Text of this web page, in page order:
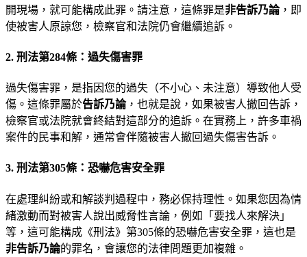
開現場，就可能構成此罪。請注意，這條罪是非告訴乃論，即
使被害人原諒您，檢察官和法院仍會繼續追訴。
2. 刑法第284條：過失傷害罪
過失傷害罪，是指因您的過失（不小心、未注意）導致他人受
傷。這條罪屬於告訴乃論，也就是說，如果被害人撤回告訴，
檢察官或法院就會終結對這部分的追訴。在實務上，許多車禍
案件的民事和解，通常會伴隨被害人撤回過失傷害告訴。
3. 刑法第305條：恐嚇危害安全罪
在處理糾紛或和解談判過程中，務必保持理性。如果您因為情
緒激動而對被害人說出威脅性言論，例如「要找人來解決」
等，這可能構成《刑法》第305條的恐嚇危害安全罪，這也是
非告訴乃論的罪名，會讓您的法律問題更加複雜。